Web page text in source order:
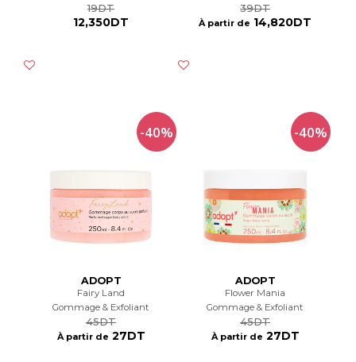
19DT
12,350DT
39DT
À partir de 14,820DT
-40%
ADOPT
Fairy Land
Gommage & Exfoliant
45DT
À partir de 27DT
-40%
ADOPT
Flower Mania
Gommage & Exfoliant
45DT
À partir de 27DT